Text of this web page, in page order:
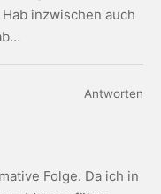
inzwischen auch
Folge. Da ich in
Antworten